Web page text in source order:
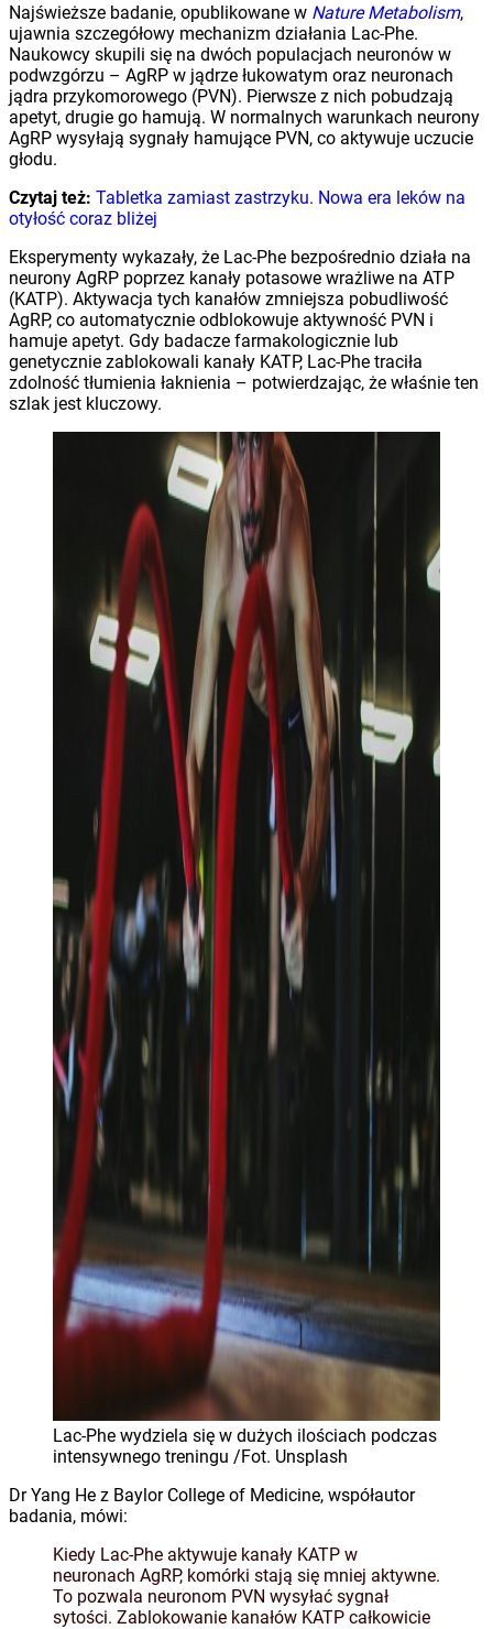
Najświeższe badanie, opublikowane w Nature Metabolism,
ujawnia szczegółowy mechanizm działania Lac-Phe.
Naukowcy skupili się na dwóch populacjach neuronów w
podwzgórzu – AgRP w jądrze łukowatym oraz neuronach
jądra przykomorowego (PVN). Pierwsze z nich pobudzają
apetyt, drugie go hamują. W normalnych warunkach neurony
AgRP wysyłają sygnały hamujące PVN, co aktywuje uczucie
głodu.
Czytaj też: Tabletka zamiast zastrzyku. Nowa era leków na
otyłość coraz bliżej
Eksperymenty wykazały, że Lac-Phe bezpośrednio działa na
neurony AgRP poprzez kanały potasowe wrażliwe na ATP
(KATP). Aktywacja tych kanałów zmniejsza pobudliwość
AgRP, co automatycznie odblokowuje aktywność PVN i
hamuje apetyt. Gdy badacze farmakologicznie lub
genetycznie zablokowali kanały KATP, Lac-Phe traciła
zdolność tłumienia łaknienia – potwierdzając, że właśnie ten
szlak jest kluczowy.
Lac-Phe wydziela się w dużych ilościach podczas
intensywnego treningu /Fot. Unsplash
Dr Yang He z Baylor College of Medicine, współautor
badania, mówi:
Kiedy Lac-Phe aktywuje kanały KATP w
neuronach AgRP, komórki stają się mniej aktywne.
To pozwala neuronom PVN wysyłać sygnał
sytości. Zablokowanie kanałów KATP całkowicie